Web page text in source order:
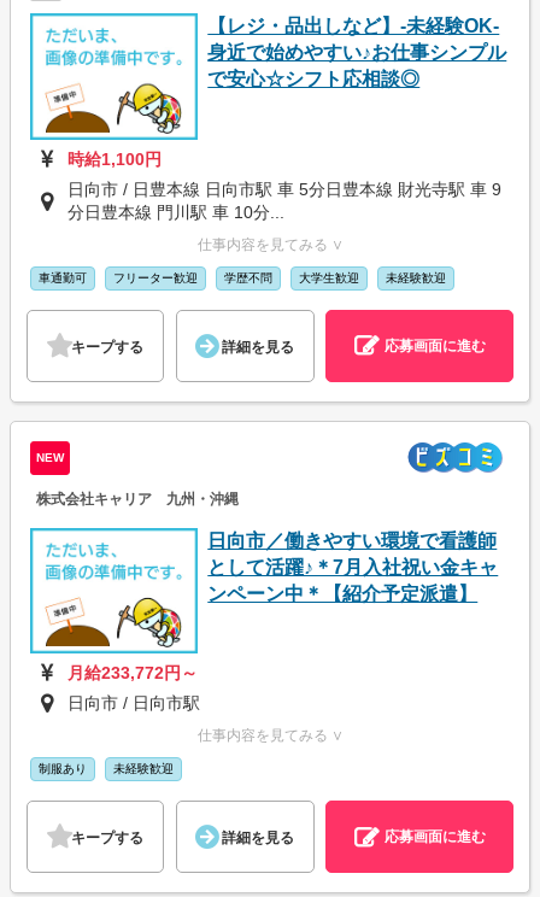
【レジ・品出しなど】-未経験OK-
身近で始めやすい♪お仕事シンプル
で安心☆シフト応相談◎
時給1,100円
日向市 / 日豊本線 日向市駅 車 5分日豊本線 財光寺駅 車 9
分日豊本線 門川駅 車 10分...
仕事内容を見てみる ∨
車通勤可 フリーター歓迎 学歴不問 大学生歓迎 未経験歓迎
キープする 詳細を見る 応募画面に進む
NEW
株式会社キャリア 九州・沖縄
日向市／働きやすい環境で看護師
として活躍♪＊7月入社祝い金キャ
ンペーン中＊【紹介予定派遣】
月給233,772円～
日向市 / 日向市駅
仕事内容を見てみる ∨
制服あり 未経験歓迎
キープする 詳細を見る 応募画面に進む